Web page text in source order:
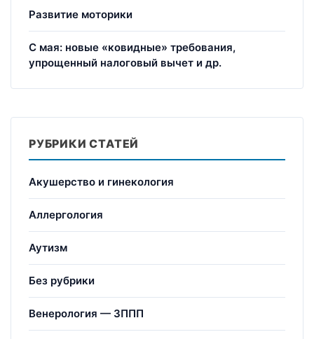
Развитие моторики
С мая: новые «ковидные» требования,
упрощенный налоговый вычет и др.
РУБРИКИ СТАТЕЙ
Акушерство и гинекология
Аллергология
Аутизм
Без рубрики
Венерология — ЗППП